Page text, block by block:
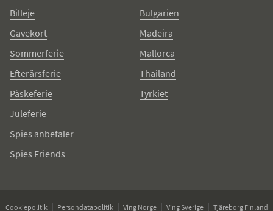
Billeje
Gavekort
Sommerferie
Efterårsferie
Påskeferie
Juleferie
Spies anbefaler
Spies Friends
Bulgarien
Madeira
Mallorca
Thailand
Tyrkiet
Cookiepolitik Persondatapolitik Ving Norge Ving Sverige Tjäreborg Finland